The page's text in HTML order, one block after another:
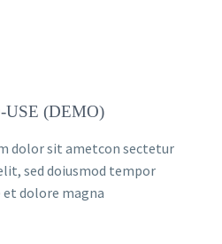
USE (DEMO)
dolor sit ametcon sectetur
sed doiusmod tempor
dolore magna